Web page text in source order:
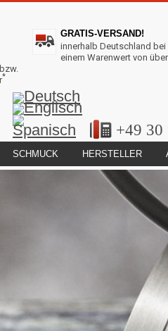
*
GRATIS-VERSAND!
innerhalb Deutschland bei
einem Warenwert von
+49 30
SCHMUCK HERSTELLER